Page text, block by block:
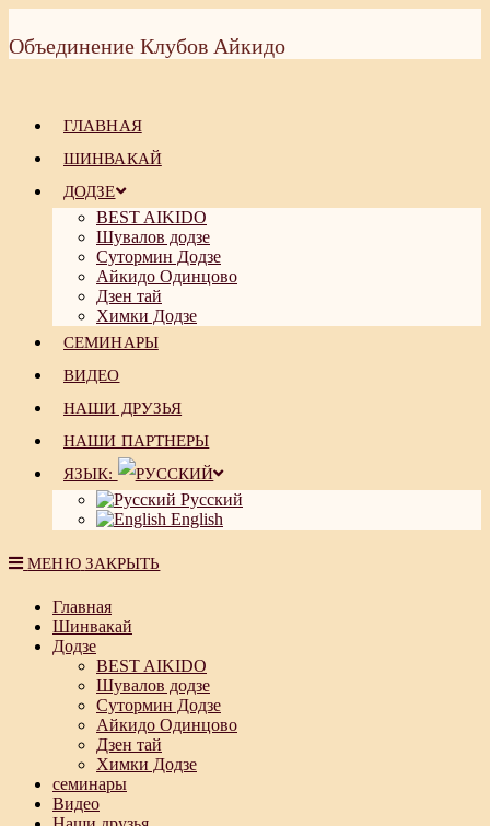
к
содержимому
Объединение Клубов Айкидо
ГЛАВНАЯ
ШИНВАКАЙ
ДОДЗЕ
BEST AIKIDO
Шувалов додзе
Сутормин Додзе
Айкидо Одинцово
Дзен тай
Химки Додзе
СЕМИНАРЫ
ВИДЕО
НАШИ ДРУЗЬЯ
НАШИ ПАРТНЕРЫ
ЯЗЫК:
Русский
English
МЕНЮ ЗАКРЫТЬ
Главная
Шинвакай
Додзе
BEST AIKIDO
Шувалов додзе
Сутормин Додзе
Айкидо Одинцово
Дзен тай
Химки Додзе
семинары
Видео